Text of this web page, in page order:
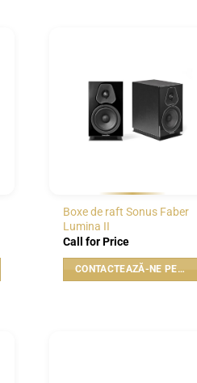
Boxe de raft Sonus Faber
Lumina II
Call for Price
CONTACTEAZĂ-NE PENTRU PREȚ